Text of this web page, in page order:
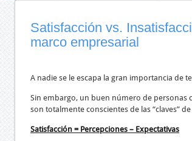
Satisfacción vs.
marco empresarial
A nadie se le escapa la gran importancia de
Sin embargo, un buen número de personas
son totalmente conscientes de las “claves”
Satisfacción = Percepciones – Expectativas